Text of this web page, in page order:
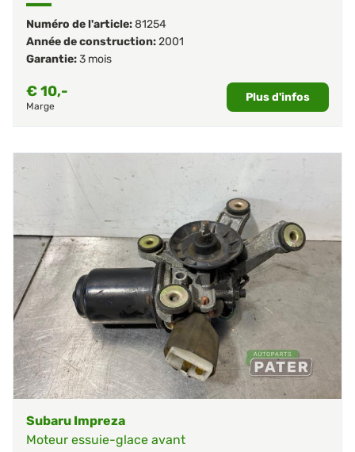
Numéro de l'article:81254
Année de construction:2001
Garantie:3 mois
€10,-
Marge
Plus d'infos
Subaru Impreza
Moteur essuie-glace avant